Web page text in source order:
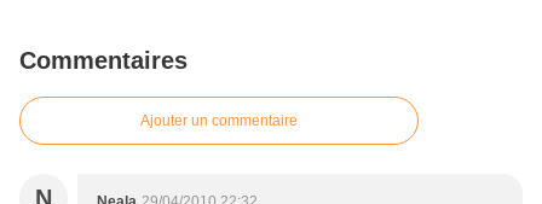
Commentaires
Ajouter un commentaire
N